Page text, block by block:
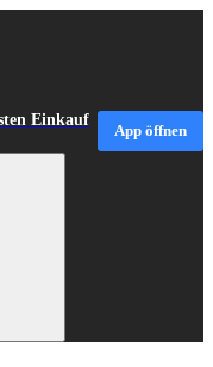
Einkauf
App öffnen